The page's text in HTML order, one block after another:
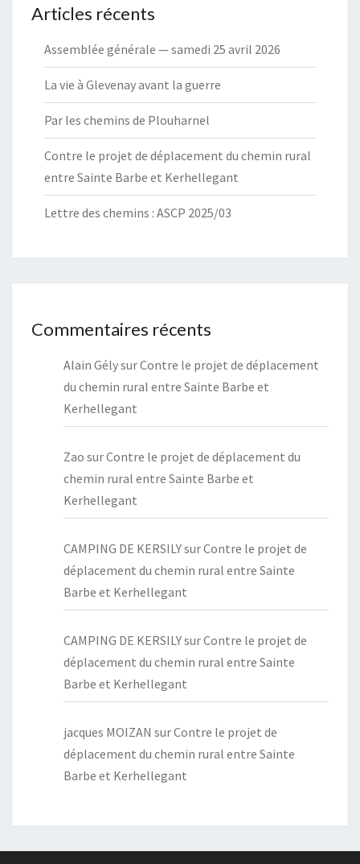
Articles récents
Assemblée générale — samedi 25 avril 2026
La vie à Glevenay avant la guerre
Par les chemins de Plouharnel
Contre le projet de déplacement du chemin rural
entre Sainte Barbe et Kerhellegant
Lettre des chemins : ASCP 2025/03
Commentaires récents
Alain GélysurContre le projet de déplacement
du chemin rural entre Sainte Barbe et
Kerhellegant
Zao surContre le projet de déplacement du
chemin rural entre Sainte Barbe et
Kerhellegant
CAMPING DE KERSILYsurContre le projet de
déplacement du chemin rural entre Sainte
Barbe et Kerhellegant
CAMPING DE KERSILYsurContre le projet de
déplacement du chemin rural entre Sainte
Barbe et Kerhellegant
jacques MOIZAN surContre le projet de
déplacement du chemin rural entre Sainte
Barbe et Kerhellegant